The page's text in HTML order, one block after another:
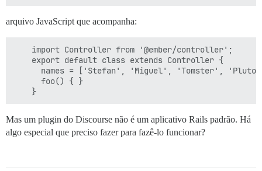
arquivo JavaScript que acompanha:
    import Controller from '@ember/controller';
    export default class extends Controller {
names = ['Stefan', 'Miguel', 'Tomster',
      foo() { }
Mas um plugin do Discourse não é um aplicativo Rails padrão. Há
algo especial que preciso fazer para fazê-lo funcionar?